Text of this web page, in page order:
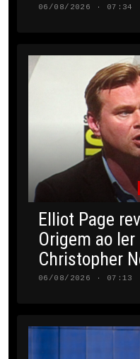
06/08/2026 · 07:34
Elliot Page
Origem ao
Christopher
06/08/2026 · 07:13